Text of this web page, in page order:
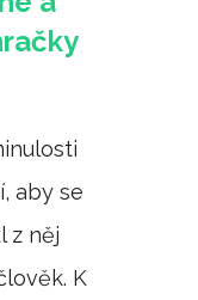
aby se
z něj
K